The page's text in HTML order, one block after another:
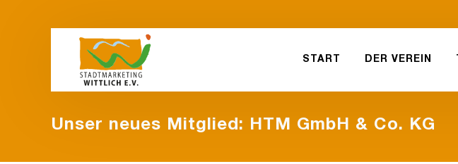
START DER VEREIN
Unser neues Mitglied: HTM GmbH & Co. KG